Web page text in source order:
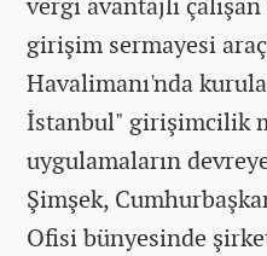
girişim sermayesi
Havalimanı'nda
İstanbul" girişimcilik
uygulamaların
Şimşek,
Ofisi bünyesinde